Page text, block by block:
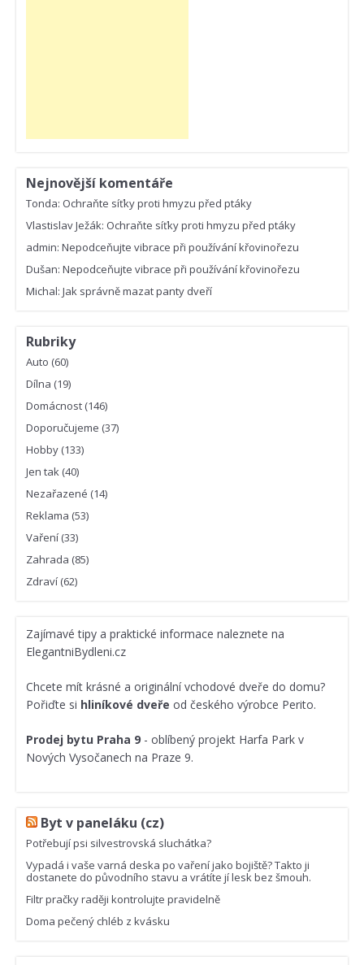
Nejnovější komentáře
Tonda: Ochraňte síťky proti hmyzu před ptáky
Vlastislav Ježák: Ochraňte síťky proti hmyzu před ptáky
admin: Nepodceňujte vibrace při používání křovinořezu
Dušan: Nepodceňujte vibrace při používání křovinořezu
Michal: Jak správně mazat panty dveří
Rubriky
Auto (60)
Dílna (19)
Domácnost (146)
Doporučujeme (37)
Hobby (133)
Jen tak (40)
Nezařazené (14)
Reklama (53)
Vaření (33)
Zahrada (85)
Zdraví (62)
Zajímavétipy a praktické informace naleznete na
ElegantniBydleni.cz
Chcete mít krásné a originální vchodové dveře do domu?
Pořiďte si hliníkové dveře od českého výrobce Perito.
Prodej bytu Praha 9 - oblíbený projekt Harfa Park v
Nových Vysočanech na Praze 9.
Byt v paneláku (cz)
Potřebují psi silvestrovská sluchátka?
Vypadá i vaše varná deska po vaření jako bojiště? Takto ji
dostanete do původního stavu a vrátíte jí lesk bez šmouh.
Filtr pračky raději kontrolujte pravidelně
Doma pečený chléb z kvásku